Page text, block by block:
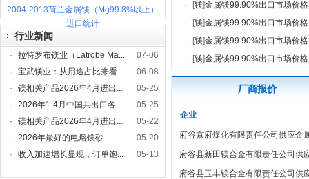
2004-2013荷兰金属镁（Mg99.8%以上）
进口统计
行业新闻
· 拉特罗布镁业（Latrobe Ma...
07-06
·
宝武镁业：从用途占比来看...
06-08
·
镁相关产品2026年4月进出...
05-25
·
2026年1-4月中国共出口各...
05-25
·
镁相关产品2026年4月进出...
05-22
·
2026年最好的电熔镁砂
05-20
·
收入加速增长显现，订单饱... 05-13
·
[镁]金属镁99.90%出口市场价格
·
[镁]金属镁99.90%出口市场价格
·
[镁]金属镁99.90%出口市场价格
·
[镁]金属镁99.90%出口市场价格
厂商报价
企业
府谷京府煤化有限责任公司供应金
府谷县新田镁合金有限责任公司供
府谷县玉丰镁合金有限责任公司供